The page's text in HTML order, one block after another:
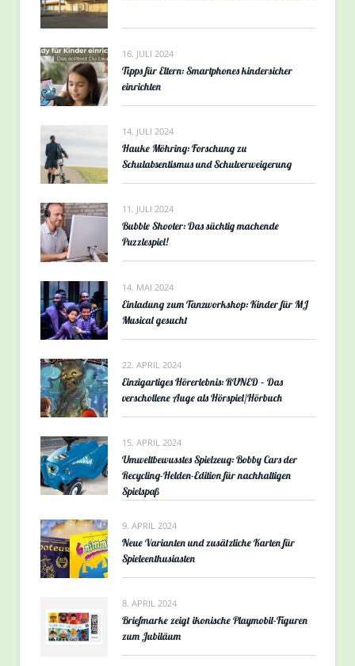
16. JULI 2024
Tipps für Eltern: Smartphones kindersicher
einrichten
14. JULI 2024
Hauke Möhring: Forschung zu
Schulabsentismus und Schulverweigerung
11. JULI 2024
Bubble Shooter: Das süchtig machende
Puzzlespiel!
14. MAI 2024
Einladung zum Tanzworkshop: Kinder für MJ
Musical gesucht
22. APRIL 2024
Einzigartiges Hörerlebnis: RUNED – Das
verschollene Auge als Hörspiel/Hörbuch
15. APRIL 2024
Umweltbewusstes Spielzeug: Bobby Cars der
Recycling-Helden-Edition für nachhaltigen
Spielspaß
9. APRIL 2024
Neue Varianten und zusätzliche Karten für
Spieleenthusiasten
8. APRIL 2024
Briefmarke zeigt ikonische Playmobil-Figuren
zum Jubiläum